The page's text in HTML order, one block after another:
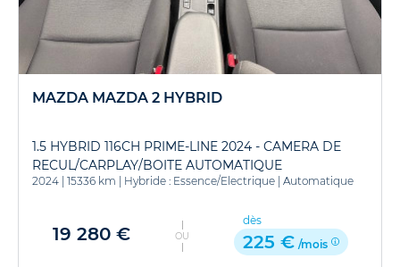
MAZDA MAZDA 2 HYBRID
1.5 HYBRID 116CH PRIME-LINE 2024 - CAMERA DE
RECUL/CARPLAY/BOITE AUTOMATIQUE
2024 15336 km Hybride : Essence/Electrique Automatique
19 280 € OU
dès
225 € /mois